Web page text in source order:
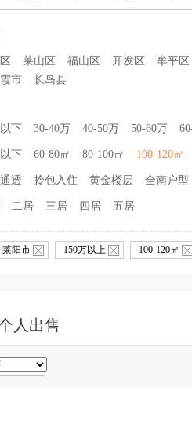
莱山区 福山区 开发区 牟平区
市 长岛县
下 30-40万 40-50万 50-60万
下 60-80㎡ 80-100㎡ 100-120㎡
透 拎包入住 黄金楼层 全南户型
二居 三居 四居 五居
莱阳市 150万以上 100-120㎡
人出售